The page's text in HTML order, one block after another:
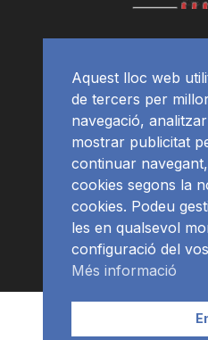
APP
Aquest lloc web
de tercers per
navegació,
mostrar publicitat
continuar
cookies segons la
cookies. Podeu
les en qualsevol
configuració del
Més informació